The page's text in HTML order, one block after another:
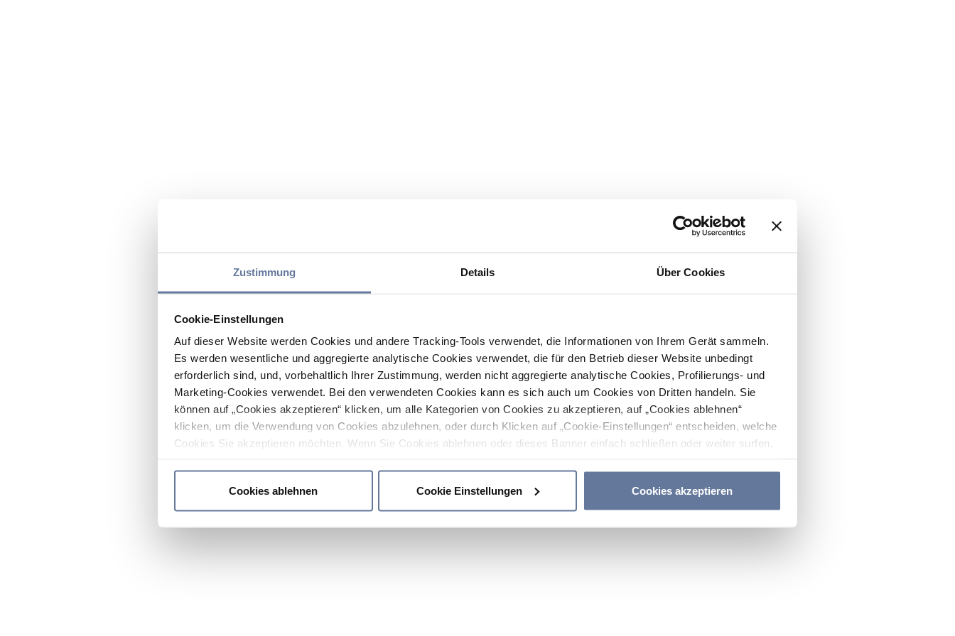
Zustimmung Details Über Cookies
Cookie-Einstellungen
Auf dieser Website werden Cookies und andere Tracking-Tools verwendet, die Informationen von Ihrem Gerät sammeln.
Es werden wesentliche und aggregierte analytische Cookies verwendet, die für den Betrieb dieser Website unbedingt
erforderlich sind, und, vorbehaltlich Ihrer Zustimmung, werden nicht aggregierte analytische Cookies, Profilierungs- und
Marketing-Cookies verwendet. Bei den verwendeten Cookies kann es sich auch um Cookies von Dritten handeln. Sie
können auf „Cookies akzeptieren“ klicken, um alle Kategorien von Cookies zu akzeptieren, auf „Cookies ablehnen“
klicken, um die Verwendung von Cookies abzulehnen, oder durch Klicken auf „Cookie-Einstellungen“ entscheiden, welche
Cookies Sie akzeptieren möchten. Wenn Sie Cookies ablehnen oder dieses Banner einfach schließen oder weiter surfen,
Cookies ablehnen
Cookie Einstellungen Cookies akzeptieren